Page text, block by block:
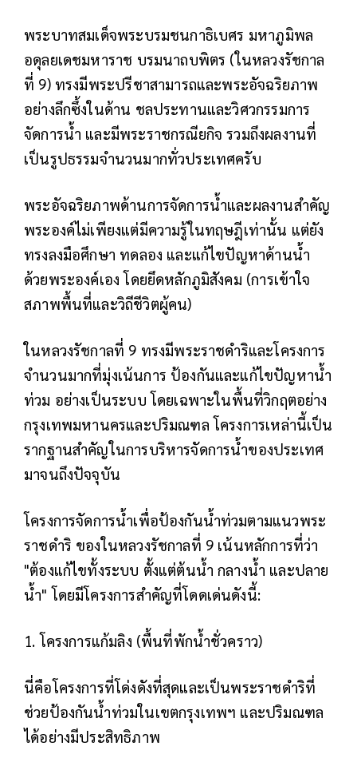
พระบาทสมเด็จพระบรมชนกาธิเบศร มหาภูมิพล
อดุลยเดชมหาราช บรมนาถบพิตร (ในหลวงรัชกาล
ที่ 9) ทรงมีพระปรีชาสามารถและพระอัจฉริยภาพ
อย่างลึกซึ้งในด้าน ชลประทานและวิศวกรรมการ
จัดการน้ำ และมีพระราชกรณียกิจ รวมถึงผลงานที่
เป็นรูปธรรมจำนวนมากทั่วประเทศครับ
พระอัจฉริยภาพด้านการจัดการน้ำและผลงานสำคัญ
พระองค์ไม่เพียงแต่มีความรู้ในทฤษฎีเท่านั้น แต่ยัง
ทรงลงมือศึกษา ทดลอง และแก้ไขปัญหาด้านน้ำ
ด้วยพระองค์เอง โดยยึดหลักภูมิสังคม (การเข้าใจ
สภาพพื้นที่และวิถีชีวิตผู้คน)
ในหลวงรัชกาลที่ 9 ทรงมีพระราชดำริและโครงการ
จำนวนมากที่มุ่งเน้นการ ป้องกันและแก้ไขปัญหาน้ำ
ท่วม อย่างเป็นระบบ โดยเฉพาะในพื้นที่วิกฤตอย่าง
กรุงเทพมหานครและปริมณฑล โครงการเหล่านี้เป็น
รากฐานสำคัญในการบริหารจัดการน้ำของประเทศ
มาจนถึงปัจจุบัน
โครงการจัดการน้ำเพื่อป้องกันน้ำท่วมตามแนวพระ
ราชดำริ ของในหลวงรัชกาลที่ 9 เน้นหลักการที่ว่า
"ต้องแก้ไขทั้งระบบ ตั้งแต่ต้นน้ำ กลางน้ำ และปลาย
น้ำ" โดยมีโครงการสำคัญที่โดดเด่นดังนี้:
1. โครงการแก้มลิง (พื้นที่พักน้ำชั่วคราว)
นี่คือโครงการที่โด่งดังที่สุดและเป็นพระราชดำริที่
ช่วยป้องกันน้ำท่วมในเขตกรุงเทพฯ และปริมณฑล
ได้อย่างมีประสิทธิภาพ